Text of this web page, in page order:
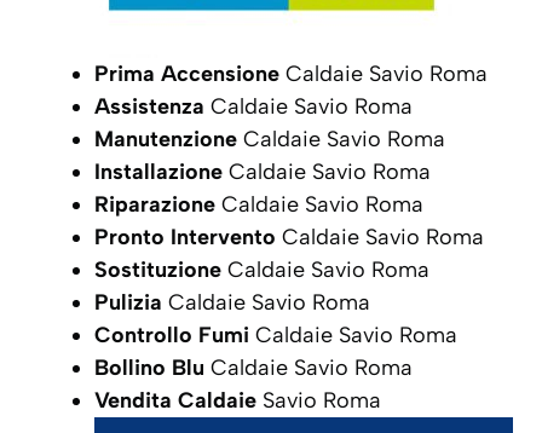
Prima Accensione Caldaie Savio Roma
Assistenza Caldaie Savio Roma
Manutenzione Caldaie Savio Roma
Installazione Caldaie Savio Roma
Riparazione Caldaie Savio Roma
Pronto Intervento Caldaie Savio Roma
Sostituzione Caldaie Savio Roma
Pulizia Caldaie Savio Roma
Controllo Fumi Caldaie Savio Roma
Bollino Blu Caldaie Savio Roma
Vendita Caldaie Savio Roma